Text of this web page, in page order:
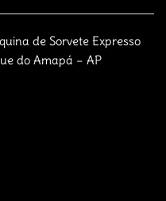
de Sorvete Expresso
do Amapá – AP